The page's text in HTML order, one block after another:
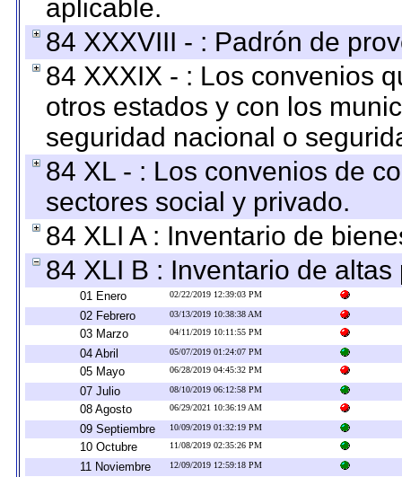
aplicable.
84 XXXVIII - : Padrón de
84 XXXIX - : Los convenios
otros estados y con los
seguridad nacional o
84 XL - : Los convenios de
sectores social y privado.
84 XLI A : Inventario de
84 XLI B : Inventario de
01 Enero 02/22/2019 12:39:03 PM
02 Febrero 03/13/2019 10:38:38 AM
03 Marzo 04/11/2019 10:11:55 PM
04 Abril 05/07/2019 01:24:07 PM
05 Mayo 06/28/2019 04:45:32 PM
07 Julio 08/10/2019 06:12:58 PM
08 Agosto 06/29/2021 10:36:19 AM
09 Septiembre 10/09/2019 01:32:19 PM
10 Octubre 11/08/2019 02:35:26 PM
11 Noviembre 12/09/2019 12:59:18 PM